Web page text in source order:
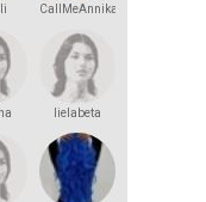
CallMeAnnika
lielabeta